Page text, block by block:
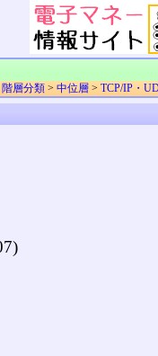
階層分類 > 中位層 > TCP/IP・